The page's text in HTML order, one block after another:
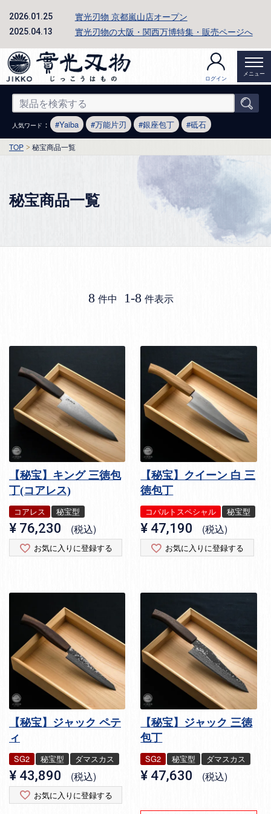
2026.01.25 實光刃物 京都嵐山店オープン
2025.04.13 實光刃物の大阪・関西万博特集・販売ページへ
ログイン
メニュー
人気ワード ： Yaiba 万能片刃 銀座包丁 砥石
TOP 秘宝商品一覧
秘宝商品一覧
8 件中 1-8 件表示
【秘宝】キング 三徳包
丁(コアレス)
コアレス 秘宝型
¥ 76,230 税込
お気に入りに登録する
【秘宝】クイーン 白 三
徳包丁
コバルトスペシャル 秘宝型
¥ 47,190 税込
お気に入りに登録する
【秘宝】ジャック ペテ
ィ
SG2 秘宝型 ダマスカス
¥ 43,890 税込
お気に入りに登録する
【秘宝】ジャック 三徳
包丁
SG2 秘宝型 ダマスカス
¥ 47,630 税込